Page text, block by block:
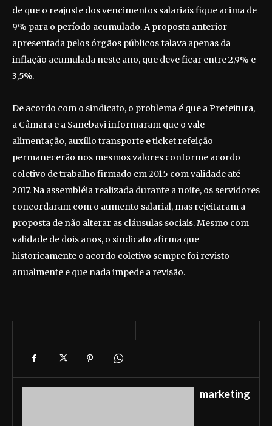
de que o reajuste dos vencimentos salariais fique acima de
9% para o período acumulado. A proposta anterior
apresentada pelos órgãos públicos falava apenas da
inflação acumulada neste ano, que deve ficar entre 2,9% e
3,5%.
De acordo com o sindicato, o problema é que a Prefeitura,
a Câmara e a Sanebavi informaram que o vale
alimentação, auxílio transporte e ticket refeição
permanecerão nos mesmos valores conforme acordo
coletivo de trabalho firmado em 2015 com validade até
2017. Na assembléia realizada durante a noite, os servidores
concordaram com o aumento salarial, mas rejeitaram a
proposta de não alterar as cláusulas sociais. Mesmo com
validade de dois anos, o sindicato afirma que
historicamente o acordo coletivo sempre foi revisto
anualmente e que nada impede a revisão.
marketing